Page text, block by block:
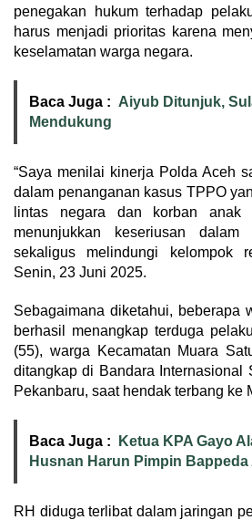
penegakan hukum terhadap
harus menjadi prioritas karena
keselamatan warga negara.
Baca Juga : Aiyub Ditunjuk,
Mendukung
“Saya menilai kinerja Polda Aceh
dalam penanganan kasus TPPO
lintas negara dan korban
menunjukkan keseriusan dalam
sekaligus melindungi kelompok
Senin, 23 Juni 2025.
Sebagaimana diketahui, beberapa
berhasil menangkap terduga
(55), warga Kecamatan Muara
ditangkap di Bandara Internasional
Pekanbaru, saat hendak terbang ke
Baca Juga :
Ketua KPA Gayo
Husnan Harun Pimpin Bappeda
RH diduga terlibat dalam jaringan